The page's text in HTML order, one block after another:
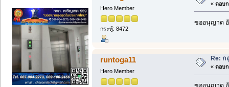
Hero Member
กระทู้: 8472
« ตอบก
ขออนุญาต
runtoga11
Hero Member
Re: ก
« ตอบก
ขออนุญาต